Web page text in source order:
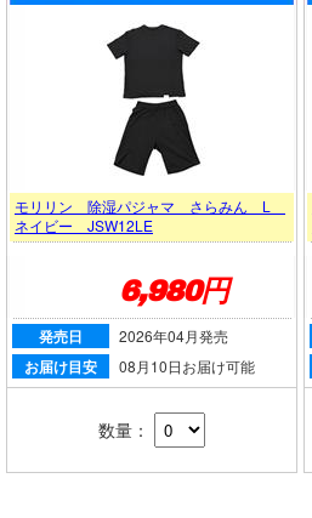
モリリン 除湿パジャマ さらみん L
ネイビー JSW12LE
6,980円
発売日 2026年04月発売
お届け目安 08月10日お届け可能
数量：